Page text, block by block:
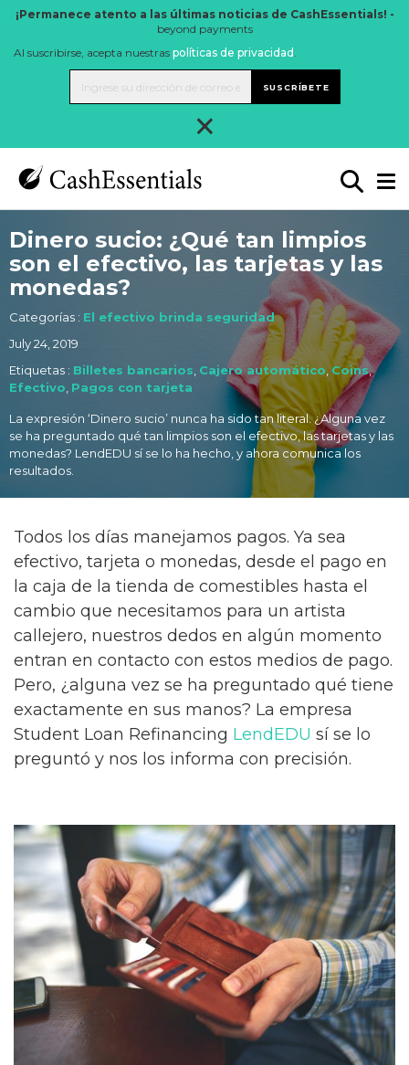
¡Permanece atento a las últimas noticias de CashEssentials! -
beyond payments
Al suscribirse, acepta nuestras políticas de privacidad .
SUSCRÍBETE
×
Dinero sucio: ¿Qué tan limpios
son el efectivo, las tarjetas y las
monedas?
Categorías : El efectivo brinda seguridad
July 24, 2019
Etiquetas : Billetes bancarios Cajero automático,Coins,
Efectivo Pagos con tarjeta
La expresión ‘Dinero sucio’ nunca ha sido tan literal. ¿Alguna vez
se ha preguntado qué tan limpios son el efectivo, las tarjetas y las
monedas? LendEDU sí se lo ha hecho, y ahora comunica los
resultados.
Todos los días manejamos pagos. Ya sea
efectivo, tarjeta o monedas, desde el pago en
la caja de la tienda de comestibles hasta el
cambio que necesitamos para un artista
callejero, nuestros dedos en algún momento
entran en contacto con estos medios de pago.
Pero, ¿alguna vez se ha preguntado qué tiene
exactamente en sus manos? La empresa
Student Loan Refinancing LendEDU sí se lo
preguntó y nos los informa con precisión.